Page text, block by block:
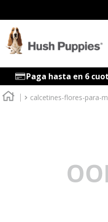
Paga hasta en 6
calcetines-flores-para-